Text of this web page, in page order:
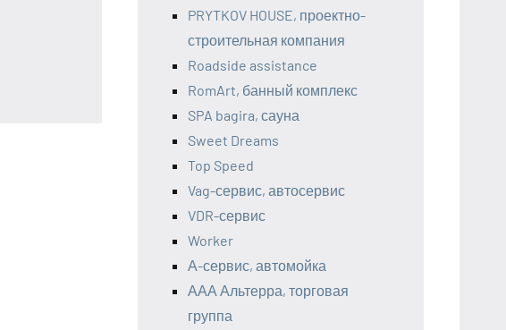
PRYTKOV HOUSE, проектно-
строительная компания
Roadside assistance
RomArt, банный комплекс
SPA bagira, сауна
Sweet Dreams
Top Speed
Vag-сервис, автосервис
VDR-сервис
Worker
А-сервис, автомойка
ААА Альтерра, торговая
группа